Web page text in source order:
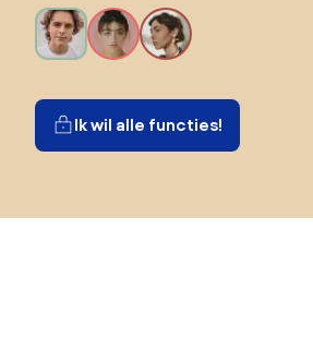
Ik wil alle functies!